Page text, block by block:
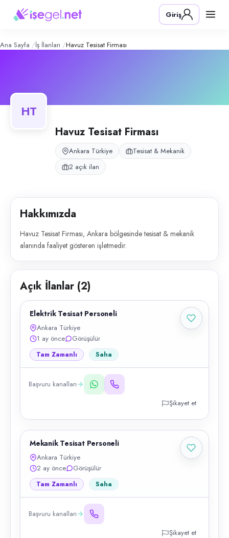
Tesisat Firması – Şirket Profili
Konum:
Havuz Tesisat Firması, Ankara bölgesinde tesisat & mekanik
Mekanik Tesisat Personeli
Giriş
Ana Sayfa İş İlanları Havuz Tesisat Firması
HT
Havuz Tesisat Firması
Ankara Türkiye
Tesisat & Mekanik
2 açık ilan
Hakkımızda
Havuz Tesisat Firması, Ankara bölgesinde tesisat & mekanik
alanında faaliyet gösteren işletmedir.
Açık İlanlar (2)
Elektrik Tesisat Personeli
Ankara Türkiye
1 ay önce
Görüşülür
Tam Zamanlı Saha
Başvuru kanalları
Şikayet et
Mekanik Tesisat Personeli
Ankara Türkiye
2 ay önce
Görüşülür
Tam Zamanlı Saha
Başvuru kanalları
Şikayet et